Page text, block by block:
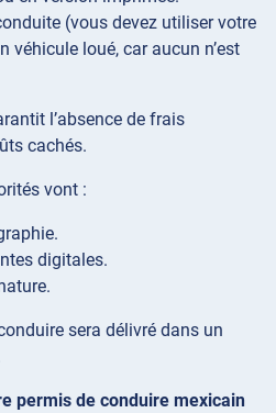
(vous devez utiliser votre
véhicule loué, car aucun n’est
l’absence de frais
cachés.
vont :
digitales.
sera délivré dans un
permis de conduire mexicain